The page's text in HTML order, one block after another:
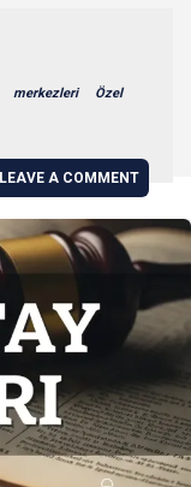
merkezleri Özel
LEAVE A COMMENT